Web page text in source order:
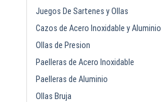
Juegos De Sartenes y Ollas
Cazos de Acero Inoxidable y Aluminio
Ollas de Presion
Paelleras de Acero Inoxidable
Paelleras de Aluminio
Ollas Bruja